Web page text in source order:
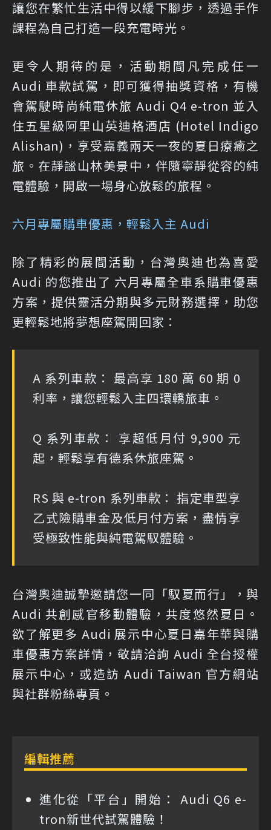
讓您在繁忙生活中得以緩下腳步，透過手作
課程為自己打造一段充電時光。
更令人期待的是，活動期間凡完成任一
Audi 車款試駕，即可獲得抽獎資格，有機
會駕駛時尚純電休旅 Audi Q4 e-tron 並入
住五星級阿里山英迪格酒店 (Hotel Indigo
Alishan)，享受嘉義兩天一夜的夏日療癒之
旅。在靜謐山林美景中，伴隨寧靜從容的純
電體驗，開啟一場身心放鬆的旅程。
六月專屬購車優惠，輕鬆入主 Audi
除了精彩的展間活動，台灣奧迪也為喜愛
Audi 的您推出了 六月專屬全車系購車優惠
方案，提供靈活分期與多元財務選擇，助您
更輕鬆地將夢想座駕開回家：
A 系列車款： 最高享 180 萬 60 期 0
利率，讓您輕鬆入主四環轎旅車。
Q 系列車款： 享超低月付 9,900 元
起，輕鬆享有德系休旅座駕。
RS 與 e-tron 系列車款： 指定車型享
乙式險購車金及低月付方案，盡情享
受極致性能與純電駕馭體驗。
台灣奧迪誠摯邀請您一同「馭夏而行」，與
Audi 共創感官移動體驗，共度悠然夏日。
欲了解更多 Audi 展示中心夏日嘉年華與購
車優惠方案詳情，敬請洽詢 Audi 全台授權
展示中心，或造訪 Audi Taiwan 官方網站
與社群粉絲專頁。
編輯推薦
進化從「平台」開始： Audi Q6 e-
tron新世代試駕體驗！